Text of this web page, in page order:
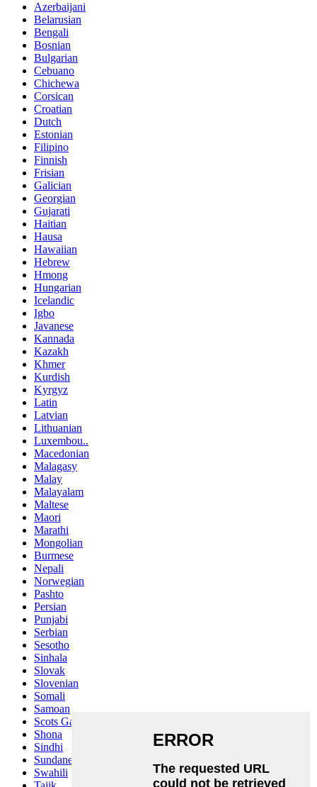
Azerbaijani
Belarusian
Bengali
Bosnian
Bulgarian
Cebuano
Chichewa
Corsican
Croatian
Dutch
Estonian
Filipino
Finnish
Frisian
Galician
Georgian
Gujarati
Haitian
Hausa
Hawaiian
Hebrew
Hmong
Hungarian
Icelandic
Igbo
Javanese
Kannada
Kazakh
Khmer
Kurdish
Kyrgyz
Latin
Latvian
Lithuanian
Luxembou..
Macedonian
Malagasy
Malay
Malayalam
Maltese
Maori
Marathi
Mongolian
Burmese
Nepali
Norwegian
Pashto
Persian
Punjabi
Serbian
Sesotho
Sinhala
Slovak
Slovenian
Somali
Samoan
Scots Gaelic
Shona
Sindhi
Sundanese
Swahili